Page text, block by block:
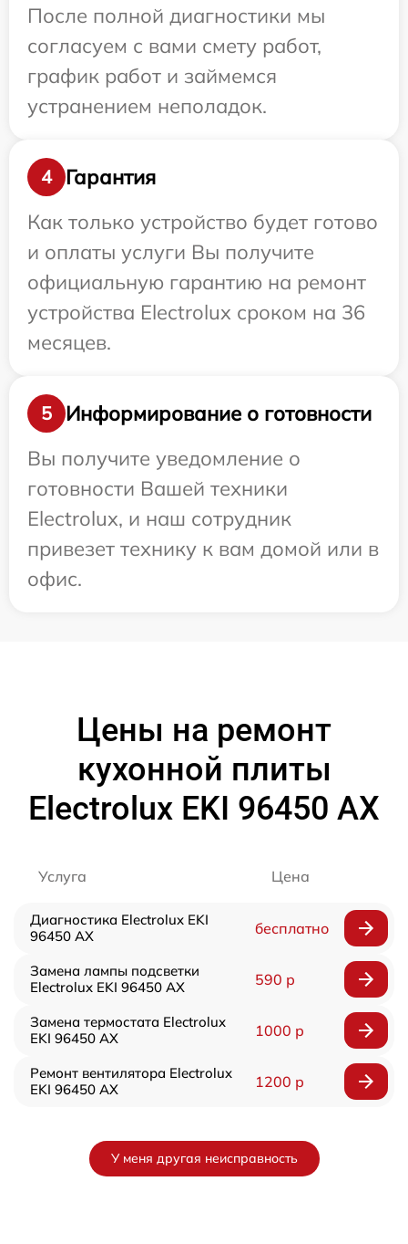
После полной диагностики мы
согласуем с вами смету работ,
график работ и займемся
устранением неполадок.
4
Гарантия
Как только устройство будет готово
и оплаты услуги Вы получите
официальную гарантию на ремонт
устройства Electrolux сроком на 36
месяцев.
5
Информирование о готовности
Вы получите уведомление о
готовности Вашей техники
Electrolux, и наш сотрудник
привезет технику к вам домой или в
офис.
Цены на ремонт
кухонной плиты
Electrolux EKI 96450 AX
Услуга Цена
Диагностика Electrolux EKI
96450 AX
бесплатно
Замена лампы подсветки
Electrolux EKI 96450 AX
590 р
Замена термостата Electrolux
EKI 96450 AX
1000 р
Ремонт вентилятора Electrolux
EKI 96450 AX
1200 р
У меня другая неисправность